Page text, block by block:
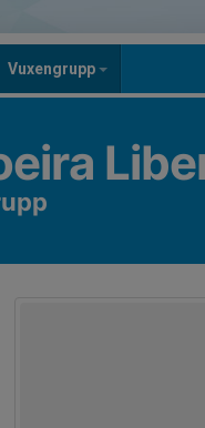
Vuxengrupp